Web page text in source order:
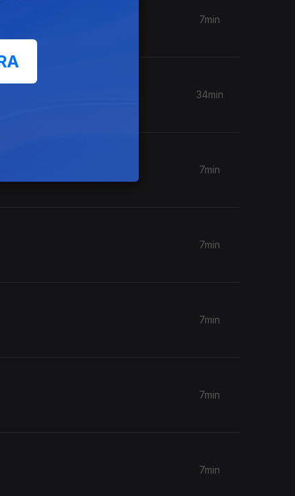
7min
34min
7min
7min
7min
7min
7min